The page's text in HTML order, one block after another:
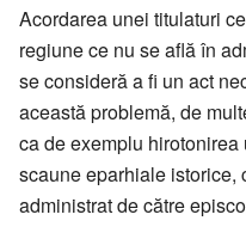
Acordarea unei titulaturi
regiune ce nu se află în
se consideră a fi un act
această problemă, de
ca de exemplu
scaune eparhiale istorice,
administrat de către